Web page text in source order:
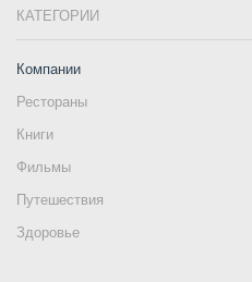
КАТЕГОРИИ
Компании
Рестораны
Книги
Фильмы
Путешествия
Здоровье